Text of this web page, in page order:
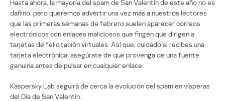
Hasta ahora, la mayoría del spam de San Valentín de este año no es
dañino, pero queremos advertir una vez más a nuestros lectores
que las primeras semanas de febrero suelen aparecer correos
electrónicos con enlaces maliciosos que fingen que dirigen a
tarjetas de felicitación virtuales. Así que, cuidado si recibes una
tarjeta electrónica: asegúrate de que provenga de una fuente
genuina antes de pulsar en cualquier enlace.
Kaspersky Lab seguirá de cerca la evolución del spam en vísperas
del Día de San Valentín.